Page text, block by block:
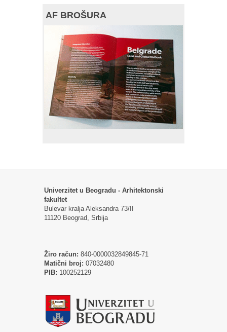
AF BROŠURA
Univerzitet u Beogradu - Arhitektonski
fakultet
Bulevar kralja Aleksandra 73/II
11120 Beograd, Srbija
Žiro račun: 840-0000032849845-71
Matični broj: 07032480
PIB: 100252129